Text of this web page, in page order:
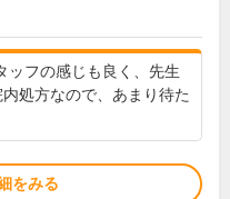
ッフの感じも良く、先生
処方なので、あまり待た
をみる